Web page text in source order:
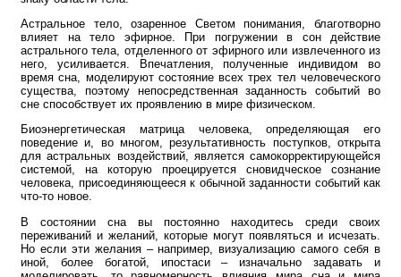
Астральное тело, озаренное Светом понимания, благотворно
влияет на тело эфирное. При погружении в сон действие
астрального тела, отделенного от эфирного или извлеченного из
него, усиливается. Впечатления, полученные индивидом во
время сна, моделируют состояние всех трех тел человеческого
существа, поэтому непосредственная заданность событий во
сне способствует их проявлению в мире физическом.
Биоэнергетическая матрица человека, определяющая его
поведение и, во многом, результативность поступков, открыта
для астральных воздействий, является самокорректирующейся
системой, на которую проецируется сновидческое сознание
человека, присоединяющееся к обычной заданности событий как
что-то новое.
В состоянии сна вы постоянно находитесь среди своих
переживаний и желаний, которые могут появляться и исчезать.
Но если эти желания – например, визуализацию самого себя в
иной, более богатой, ипостаси – изначально задавать и